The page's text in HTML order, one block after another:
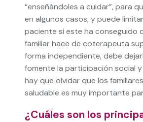
“enseñándoles a cuidar”, para
en algunos casos, y puede
paciente si este ha conseguido
familiar hace de coterapeuta
forma independiente, debe
fomente la participación social
hay que olvidar que los
saludable es muy importante
¿Cuáles son los